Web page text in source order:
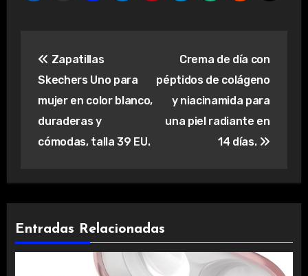
de
entradas
Zapatillas
Skechers Uno para
mujer en color blanco,
duraderas y
cómodas, talla 39 EU.
Crema de día con
péptidos de colágeno
y niacinamida para
una piel radiante en
14 días.
Entradas Relacionadas